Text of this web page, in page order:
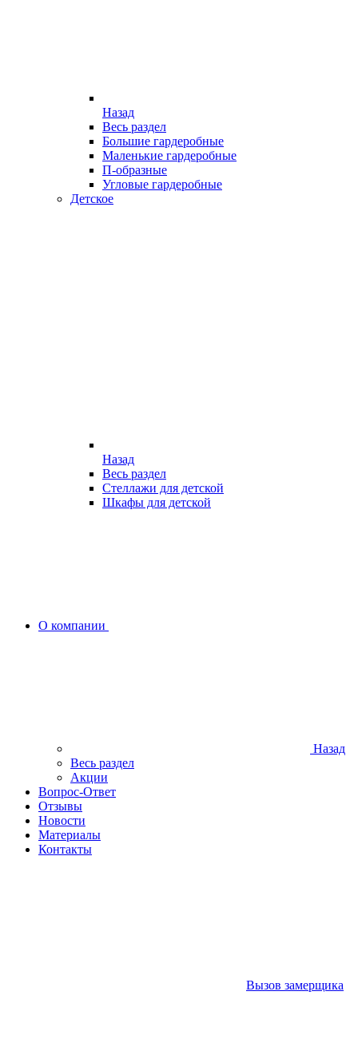
Назад
Весь раздел
Большие гардеробные
Маленькие гардеробные
П-образные
Угловые гардеробные
Детское
Назад
Весь раздел
Стеллажи для детской
Шкафы для детской
О компании
Назад
Весь раздел
Акции
Вопрос-Ответ
Отзывы
Новости
Материалы
Контакты
Вызов замерщика